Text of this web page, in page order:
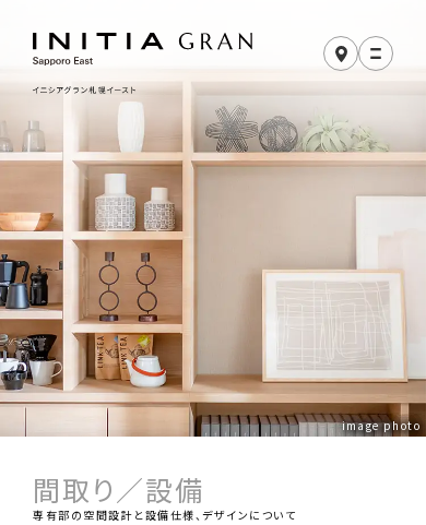
image photo
間取り／設備
専有部の空間設計と設備仕様、デザインについて